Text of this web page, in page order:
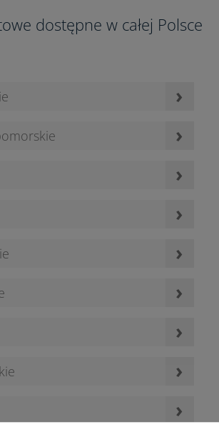
dostępne w całej Polsce
›
›
›
›
›
›
›
›
›